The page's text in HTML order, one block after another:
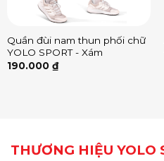
Quần đùi nam thun phối chữ
YOLO SPORT - Xám
190.000 ₫
THƯƠNG HIỆU YOLO